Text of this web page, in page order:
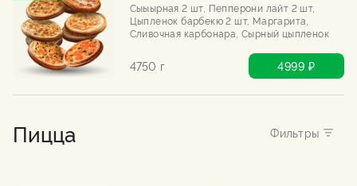
Сыыырная 2 шт, Пепперони лайт 2 шт,
Цыпленок барбекю 2 шт, Маргарита,
Сливочная карбонара, Сырный цыпленок
4750 г 4999 ₽
Пицца